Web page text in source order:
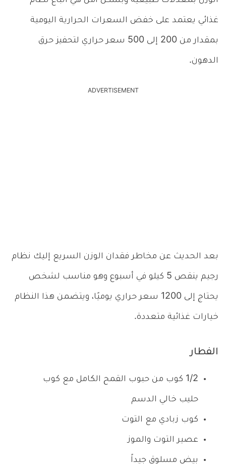
غذائي يعتمد على خفض السعرات الحرارية اليومية
بمقدار من 200 إلى 500 سعر حراري لتحفيز حرق
الدهون.
ADVERTISEMENT
بعد الحديث عن مخاطر فقدان الوزن السريع إليك نظام
رجيم ينقص 5 كيلو في أسبوع وهو مناسب لشخص
يحتاج إلى 1200 سعر حراري يوميًا، ويتضمن هذا النظام
خيارات غذائية متعددة.
الفطار
1/2 كوب من حبوب القمح الكامل مع كوب
حليب خالي الدسم
كوب زبادي مع التوت
عصير التوت والموز
بيض مسلوق جيداً